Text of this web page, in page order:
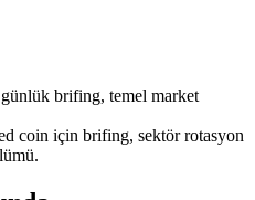
brifing, temel market
coin için brifing, sektör rotasyon